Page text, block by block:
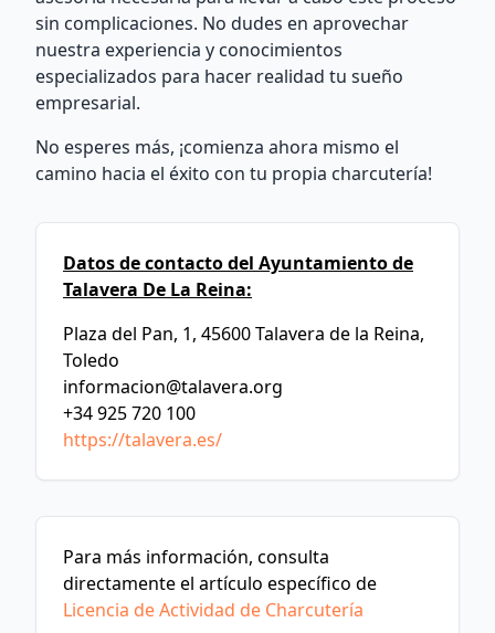
sin complicaciones. No dudes en aprovechar
nuestra experiencia y conocimientos
especializados para hacer realidad tu sueño
empresarial.
No esperes más, ¡comienza ahora mismo el
camino hacia el éxito con tu propia charcutería!
Datos de contacto del Ayuntamiento de
Talavera De La Reina:
Plaza del Pan, 1, 45600 Talavera de la Reina,
Toledo
informacion@talavera.org
+34 925 720 100
https://talavera.es/
Para más información, consulta
directamente el artículo específico de
Licencia de Actividad de Charcutería